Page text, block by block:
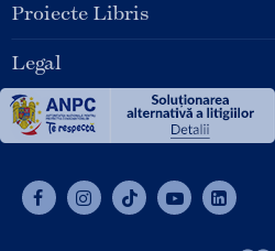
Proiecte Libris
Legal